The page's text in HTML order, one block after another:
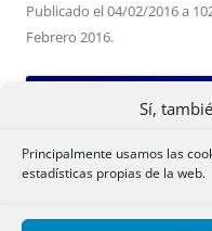
Sí,
Principalmente usamos las
estadísticas propias de la web.
Publicado el04/02/2016a
Febrero 2016.